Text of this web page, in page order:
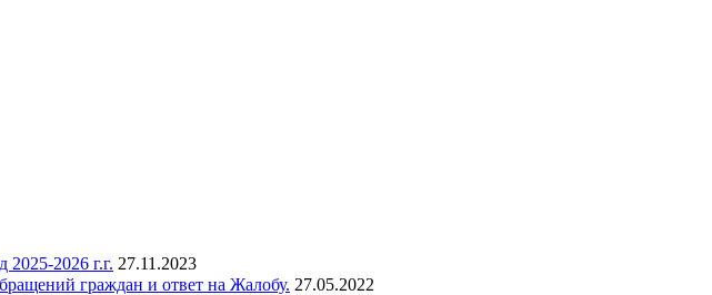
2026 г.г. 27.11.2023
граждан и ответ на Жалобу. 27.05.2022